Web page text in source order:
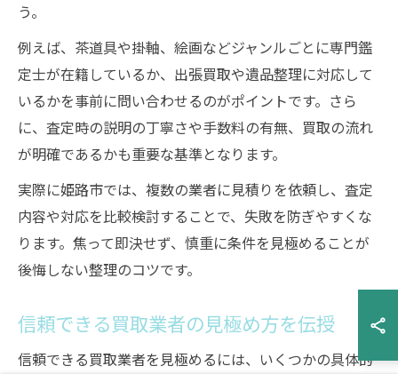
う。
例えば、茶道具や掛軸、絵画などジャンルごとに専門鑑
定士が在籍しているか、出張買取や遺品整理に対応して
いるかを事前に問い合わせるのがポイントです。さら
に、査定時の説明の丁寧さや手数料の有無、買取の流れ
が明確であるかも重要な基準となります。
実際に姫路市では、複数の業者に見積りを依頼し、査定
内容や対応を比較検討することで、失敗を防ぎやすくな
ります。焦って即決せず、慎重に条件を見極めることが
後悔しない整理のコツです。
信頼できる買取業者の見極め方を伝授
信頼できる買取業者を見極めるには、いくつかの具体的